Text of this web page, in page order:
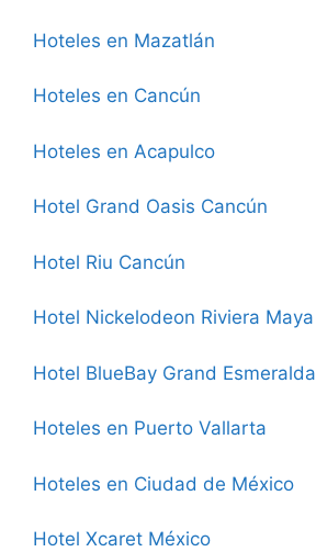
Hoteles en Mazatlán
Hoteles en Cancún
Hoteles en Acapulco
Hotel Grand Oasis Cancún
Hotel Riu Cancún
Hotel Nickelodeon Riviera Maya
Hotel BlueBay Grand Esmeralda
Hoteles en Puerto Vallarta
Hoteles en Ciudad de México
Hotel Xcaret México